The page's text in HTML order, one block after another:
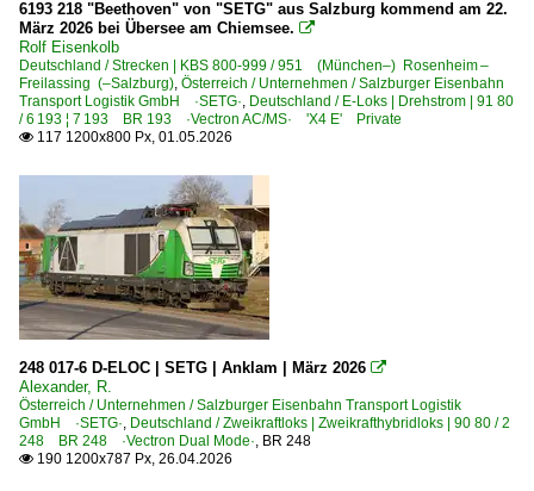
Greifenburg-Weißensee
Innsbruck Hbf
Kirchstetten
Mallnitz-Obervellach
Neumarkt-Kallham
Penk
Wels
Bahntechnische Anlagen und Kunstbauten
Eisenbahnbrücken
Dieselloks
BR 2000 ex DB V 100.10
BR 2016.9 ·ER20· Private
BR 2170 · DH 1700 ·G 1700-2 BB·
6193 218 "Beethoven" von "SETG" aus Salzburg kommend am 22.
März 2026 bei Übersee am Chiemsee. 
Rolf Eisenkolb
Deutschland / Strecken | KBS 800-999 / 951 (München–) Rosenheim –
Freilassing (–Salzburg), Österreich / Unternehmen / Salzburger Eisenbahn
Transport Logistik GmbH ·SETG·, Deutschland / E-Loks | Drehstrom | 91 80
/ 6 193 ¦ 7 193 BR 193 ·Vectron AC/MS· 'X4 E' Private
 117 1200x800 Px, 01.05.2026
248 017-6 D-ELOC | SETG | Anklam | März 2026 
Alexander, R.
Österreich / Unternehmen / Salzburger Eisenbahn Transport Logistik
GmbH ·SETG·, Deutschland / Zweikraftloks | Zweikrafthybridloks | 90 80 / 2
248 BR 248 ·Vectron Dual Mode·, BR 248
 190 1200x787 Px, 26.04.2026